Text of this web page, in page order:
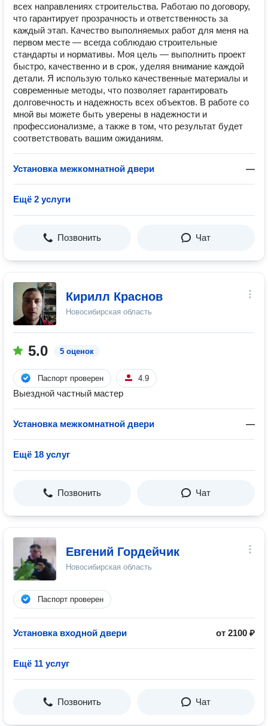
всех направлениях строительства. Работаю по договору,
что гарантирует прозрачность и ответственность за
каждый этап. Качество выполняемых работ для меня на
первом месте — всегда соблюдаю строительные
стандарты и нормативы. Моя цель — выполнить проект
быстро, качественно и в срок, уделяя внимание каждой
детали. Я использую только качественные материалы и
современные методы, что позволяет гарантировать
долговечность и надежность всех объектов. В работе со
мной вы можете быть уверены в надежности и
профессионализме, а также в том, что результат будет
соответствовать вашим ожиданиям.
Установка межкомнатной двери —
Ещё 2 услуги
Позвонить Чат
Кирилл Краснов
Новосибирская область
5.0 5 оценок
Паспорт проверен 4.9
Выездной частный мастер
Установка межкомнатной двери —
Ещё 18 услуг
Позвонить Чат
Евгений Гордейчик
Новосибирская область
Паспорт проверен
Установка входной двери от 2100 ₽
Ещё 11 услуг
Позвонить Чат